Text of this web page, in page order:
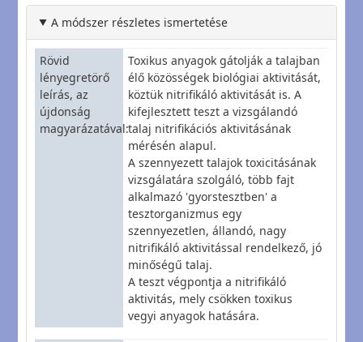
A módszer részletes ismertetése
Rövid
lényegretörő
leírás, az
újdonság
magyarázatával
Toxikus anyagok gátolják a talajban
élő közösségek biológiai aktivitását,
köztük nitrifikáló aktivitását is. A
kifejlesztett teszt a vizsgálandó
talaj nitrifikációs aktivitásának
mérésén alapul.
A szennyezett talajok toxicitásának
vizsgálatára szolgáló, több fajt
alkalmazó 'gyorstesztben' a
tesztorganizmus egy
szennyezetlen, állandó, nagy
nitrifikáló aktivitással rendelkező, jó
minőségű talaj.
A teszt végpontja a nitrifikáló
aktivitás, mely csökken toxikus
vegyi anyagok hatására.